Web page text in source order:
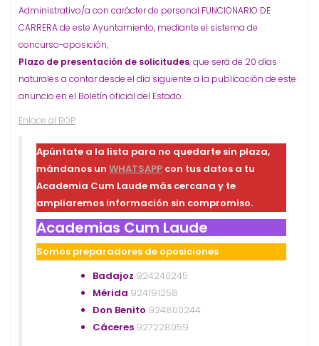
Administrativo/a con carácter de personal FUNCIONARIO DE
CARRERA de este Ayuntamiento, mediante el sistema de
concurso-oposición,
Plazo de presentación de solicitudes, que será de 20 días
naturales a contar desde el día siguiente a la publicación de este
anuncio en el Boletín oficial del Estado.
Enlace al BOP
Apúntate a la lista para no quedarte sin plaza,
mándanos un WHATSAPP con tus datos a tu
Academia Cum Laude más cercana y te
ampliaremos información sin compromiso.
Academias Cum Laude
Somos preparadores de oposiciones
Badajoz 924240245
Mérida 924191258
Don Benito 924800244
Cáceres 927228059